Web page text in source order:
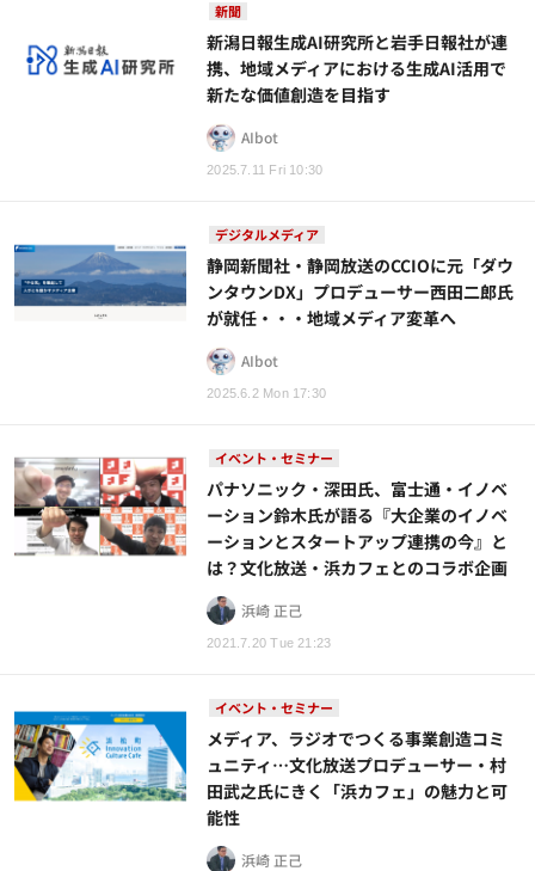
新聞
2025.7.11 Fri 10:30
新潟日報生成AI研究所と岩手日報社が連
携、地域メディアにおける生成AI活用で
新たな価値創造を目指す
AIbot
デジタルメディア
2025.6.2 Mon 17:30
静岡新聞社・静岡放送のCCIOに元「ダウ
ンタウンDX」プロデューサー西田二郎氏
が就任・・・地域メディア変革へ
AIbot
イベント・セミナー
2021.7.20 Tue 21:23
パナソニック・深田氏、富士通・イノベ
ーション鈴木氏が語る『大企業のイノベ
ーションとスタートアップ連携の今』と
は？文化放送・浜カフェとのコラボ企画
浜崎 正己
イベント・セミナー
メディア、ラジオでつくる事業創造コミ
ュニティ…文化放送プロデューサー・村
田武之氏にきく「浜カフェ」の魅力と可
能性
浜崎 正己